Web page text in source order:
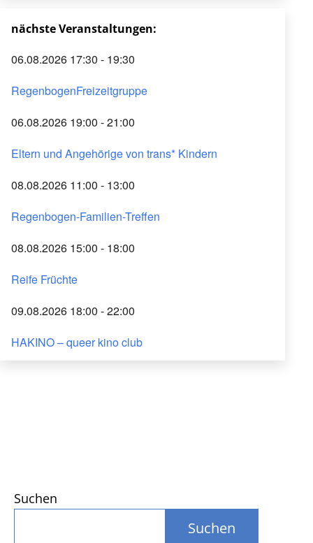
nächste Veranstaltungen:
06.08.2026 17:30 - 19:30
RegenbogenFreizeitgruppe
06.08.2026 19:00 - 21:00
Eltern und Angehörige von trans* Kindern
08.08.2026 11:00 - 13:00
Regenbogen-Familien-Treffen
08.08.2026 15:00 - 18:00
Reife Früchte
09.08.2026 18:00 - 22:00
HAKINO – queer kino club
Suchen
Suchen